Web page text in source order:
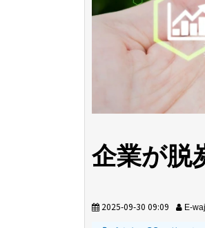
企業が脱
2025-09-30 09:09 E-